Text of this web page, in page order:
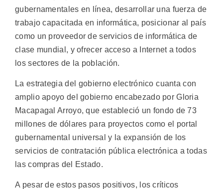
gubernamentales en línea, desarrollar una fuerza de
trabajo capacitada en informática, posicionar al país
como un proveedor de servicios de informática de
clase mundial, y ofrecer acceso a Internet a todos
los sectores de la población.
La estrategia del gobierno electrónico cuanta con
amplio apoyo del gobierno encabezado por Gloria
Macapagal Arroyo, que estableció un fondo de 73
millones de dólares para proyectos como el portal
gubernamental universal y la expansión de los
servicios de contratación pública electrónica a todas
las compras del Estado.
A pesar de estos pasos positivos, los críticos